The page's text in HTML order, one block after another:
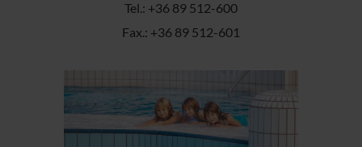
Tel.: +36 89 512-600
Fax.: +36 89 512-601